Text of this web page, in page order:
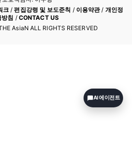
크 /편집강령 및 보도준칙 / 이용약관/ 개인정
방침 / CONTACT US
AsiaN ALL RIGHTS RESERVED
AI 에이전트